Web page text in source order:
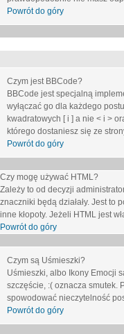
Powrót do góry
Czym jest BBCode?
BBCode jest specjalną
wyłączać go dla każdego
kwadratowych [ i ] a nie < i >
którego dostaniesz się ze
Powrót do góry
Czy mogę używać HTML?
Zależy to od decyzji
znaczniki będą działały. Jest to
inne kłopoty. Jeżeli HTML jest
Powrót do góry
Czym są Uśmieszki?
Uśmieszki, albo Ikony Emocji
szczęście, :( oznacza smutek.
spowodować nieczytelność
Powrót do góry